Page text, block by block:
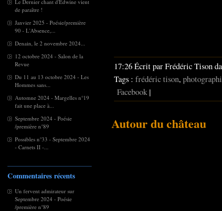
Le Dernier chant d'Edwine vient
de paraître !
Janvier 2025 - Poésie/première
90 - L'Absence,...
Denain, le 2 novembre 2024...
12 octobre 2024 - Salon de la
Revue
Du 11 au 13 octobre 2024 - Les
Hommes sans...
Automne 2024 - Margelles n°19
fait une place à...
Septembre 2024 - Poésie
/première n°89
Possibles n°33 - Septembre 2024
- Carnets II -...
Commentaires récents
Un fervent admirateur sur
Septembre 2024 - Poésie
/première n°89
17:26 Écrit par Frédéric Tison
Tags : frédéric tison,
Facebook |
Autour du château